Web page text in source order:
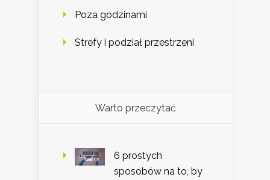
Poza godzinami
Strefy i podział przestrzeni
Warto przeczytać
6 prostych
sposobów na to, by